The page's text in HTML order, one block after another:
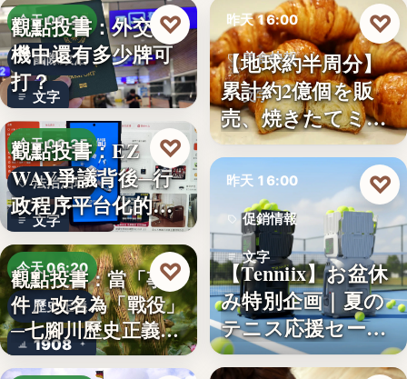
今天 06:30
國際政治
文字
觀點投書：外交危
機中還有多少牌可
打？
♡
今天 06:25
法治治理
文字
觀點投書：EZ
WAY爭議背後─行
政程序平台化的法
治缺口
♡
今天 06:20
歷史正義
1908
觀點投書：當「事
件」改名為「戰役」
─七腳川歷史正義不
能停…
♡
文字
昨天 16:00
美食快報
文字
【地球約半周分】
累計約2億個を販
売、焼きたてミニ
クロワッ…
♡
昨天 16:00
促銷情報
文字
【Tenniix】お盆休
み特別企画｜夏の
テニス応援セー
ル…
♡